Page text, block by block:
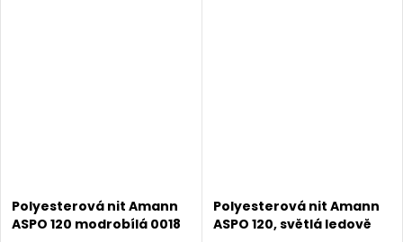
Polyesterová nit Amann
ASPO 120 modrobílá 0018
Polyesterová nit Amann
ASPO 120, světlá ledově